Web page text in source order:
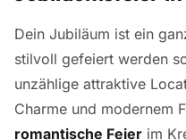
Dein Jubiläum ist ein
stilvoll gefeiert werden
unzählige attraktive
Charme und modernem
romantische Feier im